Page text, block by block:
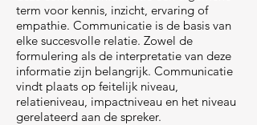
term voor kennis, inzicht, ervaring of
empathie. Communicatie is de basis van
elke succesvolle relatie. Zowel de
formulering als de interpretatie van deze
informatie zijn belangrijk. Communicatie
vindt plaats op feitelijk niveau,
relatieniveau, impactniveau en het niveau
gerelateerd aan de spreker.